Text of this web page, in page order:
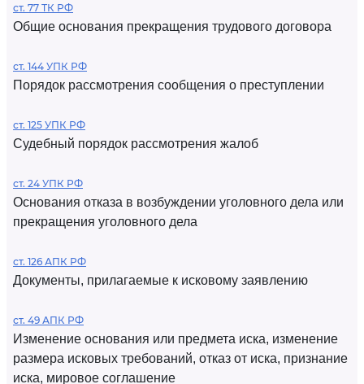
ст. 77 ТК РФ
Общие основания прекращения трудового договора
ст. 144 УПК РФ
Порядок рассмотрения сообщения о преступлении
ст. 125 УПК РФ
Судебный порядок рассмотрения жалоб
ст. 24 УПК РФ
Основания отказа в возбуждении уголовного дела или
прекращения уголовного дела
ст. 126 АПК РФ
Документы, прилагаемые к исковому заявлению
ст. 49 АПК РФ
Изменение основания или предмета иска, изменение
размера исковых требований, отказ от иска, признание
иска, мировое соглашение